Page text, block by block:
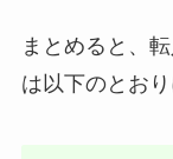
まとめると、
は以下のとおり